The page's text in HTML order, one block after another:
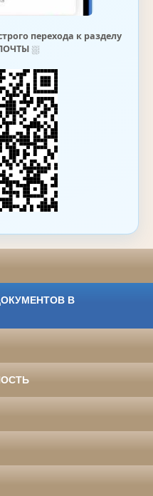
перехода к разделу
⛆
В